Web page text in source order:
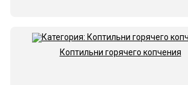
Коптильни горячего копчения